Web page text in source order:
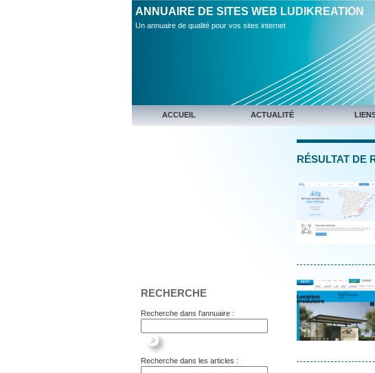
ANNUAIRE DE SITES WEB LUDIKREATION
Un annuaire de qualité pour vos sites internet
ACCUEIL ACTUALITÉ
RECHERCHE
Recherche dans l'annuaire :
Recherche dans les articles :
RÉSULTAT DE